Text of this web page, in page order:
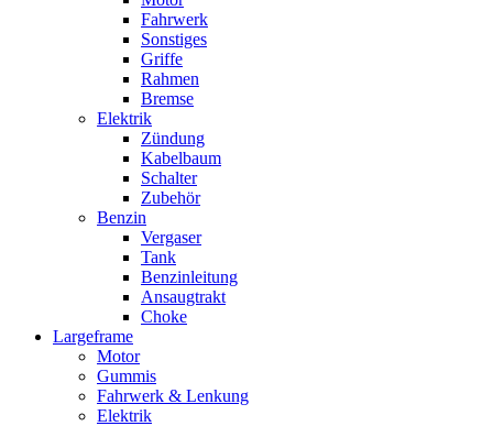
Fahrwerk
Sonstiges
Griffe
Rahmen
Bremse
Elektrik
Zündung
Kabelbaum
Schalter
Zubehör
Benzin
Vergaser
Tank
Benzinleitung
Ansaugtrakt
Choke
Largeframe
Motor
Gummis
Fahrwerk & Lenkung
Elektrik